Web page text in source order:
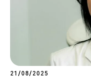
21/08/2025